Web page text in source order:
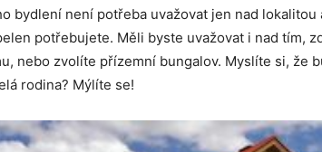
bydlení není potřeba uvažovat jen nad lokalitou
potřebujete. Měli byste uvažovat i nad tím,
nebo zvolíte přízemní bungalov. Myslíte si, že
rodina? Mýlíte se!